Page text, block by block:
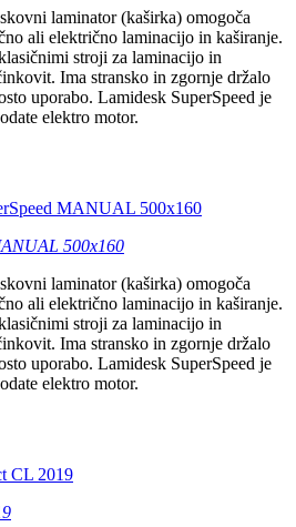
laminator (kaširka) omogoča
ali električno laminacijo in kaširanje.
stroji za laminacijo in
Ima stransko in zgornje držalo
uporabo. Lamidesk SuperSpeed je
elektro motor.
500x160
laminator (kaširka) omogoča
ali električno laminacijo in kaširanje.
stroji za laminacijo in
Ima stransko in zgornje držalo
uporabo. Lamidesk SuperSpeed je
elektro motor.